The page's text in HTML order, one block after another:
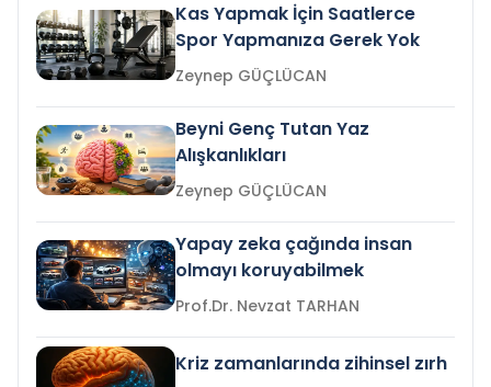
Kas Yapmak İçin Saatlerce
Spor Yapmanıza Gerek Yok
Zeynep GÜÇLÜCAN
Beyni Genç Tutan Yaz
Alışkanlıkları
Zeynep GÜÇLÜCAN
Yapay zeka çağında insan
olmayı koruyabilmek
Prof.Dr. Nevzat TARHAN
Kriz zamanlarında zihinsel zırh